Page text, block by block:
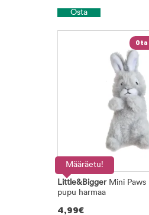
Osta
Ota
Määräetu!
Little&BiggerMini Paws
pupu harmaa
4,99€